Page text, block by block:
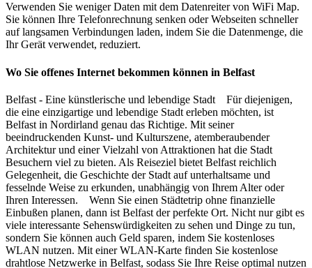
Verwenden Sie weniger Daten mit dem Datenreiter von WiFi Map.
Sie können Ihre Telefonrechnung senken oder Webseiten schneller
auf langsamen Verbindungen laden, indem Sie die Datenmenge, die
Ihr Gerät verwendet, reduziert.
Wo Sie offenes Internet bekommen können in Belfast
Belfast - Eine künstlerische und lebendige Stadt Für diejenigen,
die eine einzigartige und lebendige Stadt erleben möchten, ist
Belfast in Nordirland genau das Richtige. Mit seiner
beeindruckenden Kunst- und Kulturszene, atemberaubender
Architektur und einer Vielzahl von Attraktionen hat die Stadt
Besuchern viel zu bieten. Als Reiseziel bietet Belfast reichlich
Gelegenheit, die Geschichte der Stadt auf unterhaltsame und
fesselnde Weise zu erkunden, unabhängig von Ihrem Alter oder
Ihren Interessen. Wenn Sie einen Städtetrip ohne finanzielle
Einbußen planen, dann ist Belfast der perfekte Ort. Nicht nur gibt es
viele interessante Sehenswürdigkeiten zu sehen und Dinge zu tun,
sondern Sie können auch Geld sparen, indem Sie kostenloses
WLAN nutzen. Mit einer WLAN-Karte finden Sie kostenlose
drahtlose Netzwerke in Belfast, sodass Sie Ihre Reise optimal nutzen